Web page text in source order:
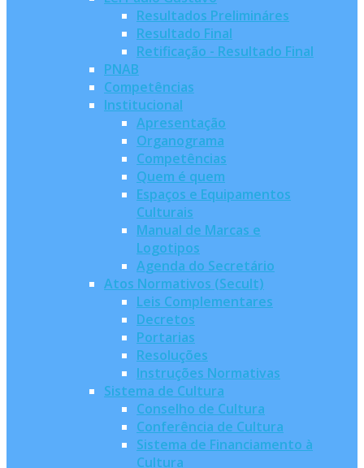
Resultados Prelimináres
Resultado Final
Retificação - Resultado Final
PNAB
Competências
Institucional
Apresentação
Organograma
Competências
Quem é quem
Espaços e Equipamentos
Culturais
Manual de Marcas e
Logotipos
Agenda do Secretário
Atos Normativos (Secult)
Leis Complementares
Decretos
Portarias
Resoluções
Instruções Normativas
Sistema de Cultura
Conselho de Cultura
Conferência de Cultura
Sistema de Financiamento à
Cultura